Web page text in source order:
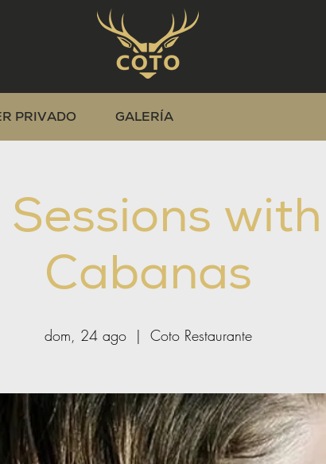
PRIVADO GALERÍA
Cabanas
dom, 24 ago
  |
Coto Restaurante